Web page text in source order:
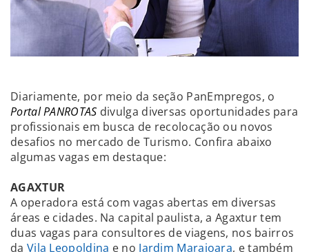
Diariamente, por meio da seção PanEmpregos, o
Portal PANROTAS divulga diversas oportunidades para
profissionais em busca de recolocação ou novos
desafios no mercado de Turismo. Confira abaixo
algumas vagas em destaque:
AGAXTUR
A operadora está com vagas abertas em diversas
áreas e cidades. Na capital paulista, a Agaxtur tem
duas vagas para consultores de viagens, nos bairros
da Vila Leopoldina e no Jardim Marajoara, e também